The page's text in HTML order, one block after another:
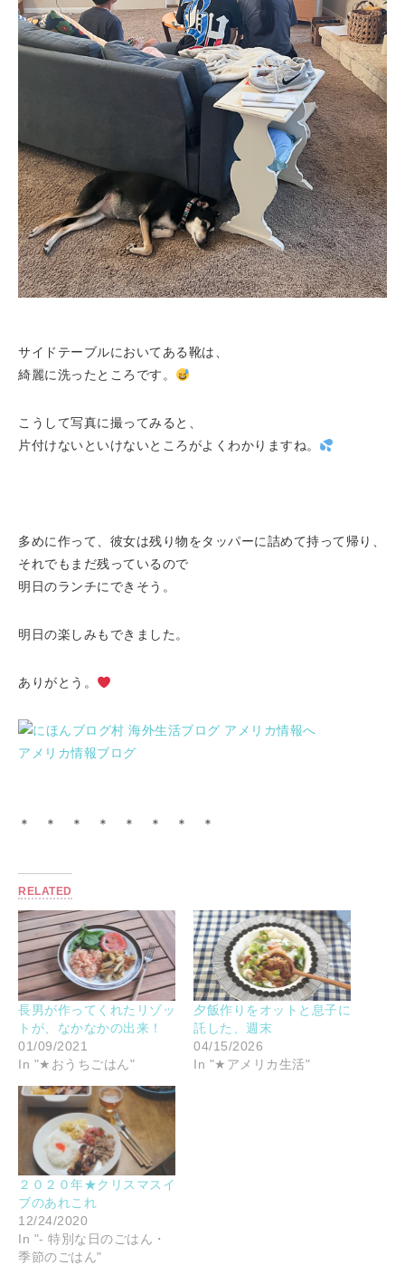
サイドテーブルにおいてある靴は、
綺麗に洗ったところです。
こうして写真に撮ってみると、
片付けないといけないところがよくわかりますね。
多めに作って、彼女は残り物をタッパーに詰めて持って帰り、
それでもまだ残っているので
明日のランチにできそう。
明日の楽しみもできました。
ありがとう。
アメリカ情報ブログ
＊ ＊ ＊ ＊ ＊ ＊ ＊ ＊
RELATED
長男が作ってくれたリゾッ
トが、なかなかの出来！
01/09/2021
In "★おうちごはん"
夕飯作りをオットと息子に
託した、週末
04/15/2026
In "★アメリカ生活"
２０２０年★クリスマスイ
ブのあれこれ
12/24/2020
In "- 特別な日のごはん・
季節のごはん"